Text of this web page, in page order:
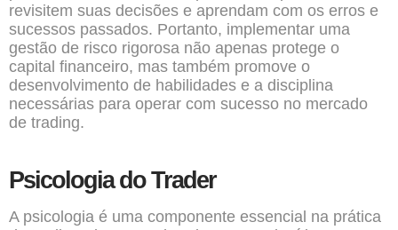
revisitem suas decisões e aprendam com os erros e
sucessos passados. Portanto, implementar uma
gestão de risco rigorosa não apenas protege o
capital financeiro, mas também promove o
desenvolvimento de habilidades e a disciplina
necessárias para operar com sucesso no mercado
de trading.
Psicologia do Trader
A psicologia é uma componente essencial na prática